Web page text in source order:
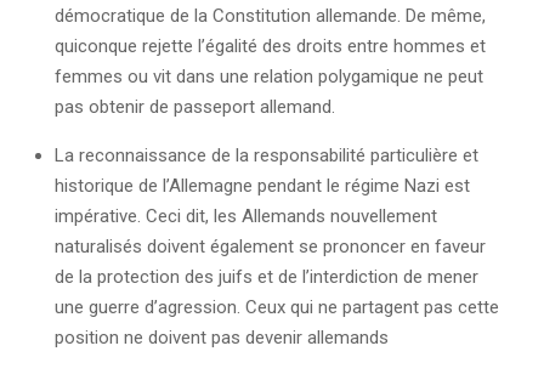
démocratique de la Constitution allemande. De même,
quiconque rejette l’égalité des droits entre hommes et
femmes ou vit dans une relation polygamique ne peut
pas obtenir de passeport allemand.
La reconnaissance de la responsabilité particulière et
historique de l’Allemagne pendant le régime Nazi est
impérative. Ceci dit, les Allemands nouvellement
naturalisés doivent également se prononcer en faveur
de la protection des juifs et de l’interdiction de mener
une guerre d’agression. Ceux qui ne partagent pas cette
position ne doivent pas devenir allemands